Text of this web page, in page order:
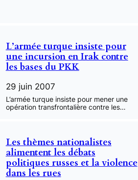
L’armée turque insiste pour
une incursion en Irak contre
les bases du PKK
29 juin 2007
L’armée turque insiste pour mener une
opération transfrontalière contre les…
Les thèmes nationalistes
alimentent les débats
politiques russes et la violence
dans les rues